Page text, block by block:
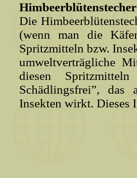
Die
(wenn man die
Spritzmitteln bzw.
umweltverträgliche
diesen
Schädlingsfrei”, das
Insekten wirkt. Dieses